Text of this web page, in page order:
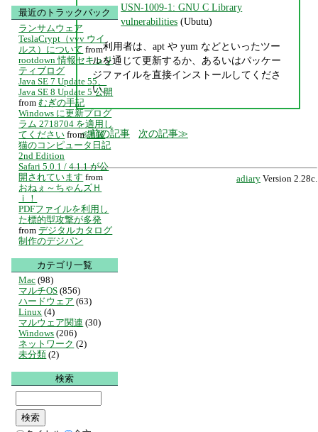
USN-1009-1: GNU C Library
vulnerabilities (Ubutu)
利用者は、apt や yum などといったツー
ルを通じて更新するか、あるいはパッケー
ジファイルを直接インストールしてくださ
い。
前の記事 次の記事
adiary Version 2.28c.
最近のトラックバック
ランサムウェア
TeslaCrypt（vvv ウイ
ルス）について from
rootdown 情報セキュリ
ティブログ
Java SE 7 Update 55、
Java SE 8 Update 5 公開
from むぎの手記
Windows に更新プログ
ラム 2718704 を適用し
てください from 黒翼
猫のコンピュータ日記
2nd Edition
Safari 5.0.1 / 4.1.1 が公
開されています from
おねぇ～ちゃんズＨ
ｉ！
PDFファイルを利用し
た標的型攻撃が多発
from デジタルカタログ
制作のデジパン
カテゴリ一覧
Mac (98)
マルチOS (856)
ハードウェア (63)
Linux (4)
マルウェア関連 (30)
Windows (206)
ネットワーク (2)
未分類 (2)
検索